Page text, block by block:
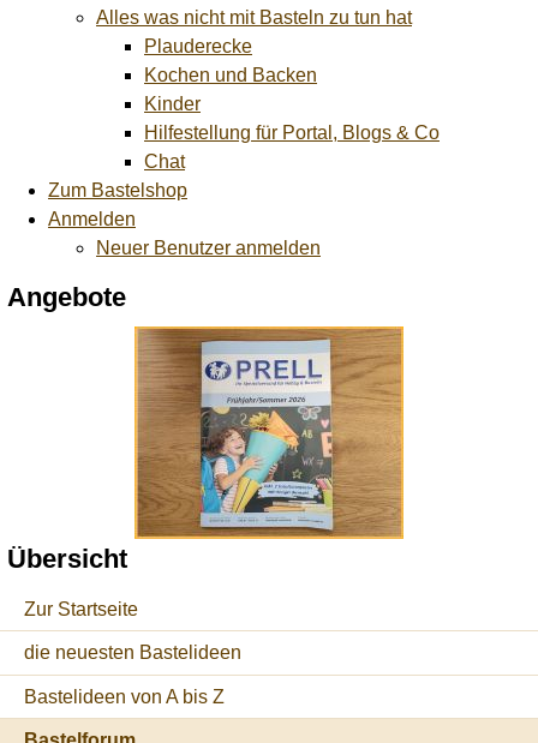
Alles was nicht mit Basteln zu tun hat
Plauderecke
Kochen und Backen
Kinder
Hilfestellung für Portal, Blogs & Co
Chat
Zum Bastelshop
Anmelden
Neuer Benutzer anmelden
Angebote
Übersicht
Zur Startseite
die neuesten Bastelideen
Bastelideen von A bis Z